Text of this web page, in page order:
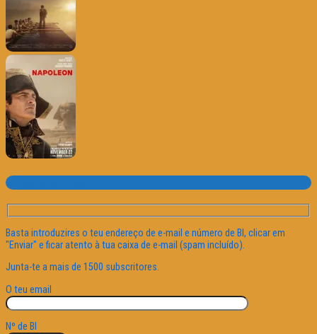
Subscrever o site
Basta introduzires o teu endereço de e-mail e número de BI, clicar em
"Enviar" e ficar atento à tua caixa de e-mail (spam incluído).
Junta-te a mais de 1500 subscritores.
O teu email
Nº de BI